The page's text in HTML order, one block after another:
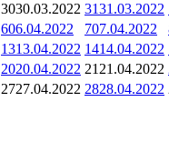
3030.03.2022 3131.03.2022
606.04.2022 707.04.2022
1313.04.2022 1414.04.2022
2020.04.2022 21 21.04.2022
2727.04.2022 2828.04.2022